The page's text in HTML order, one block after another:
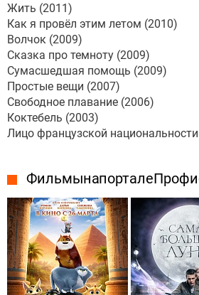
Жить (2011)
Как я провёл этим летом (2010)
Волчок (2009)
Сказка про темноту (2009)
Сумасшедшая помощь (2009)
Простые вещи (2007)
Свободное плавание (2006)
Коктебель (2003)
Лицо французской
Фильмы на портале